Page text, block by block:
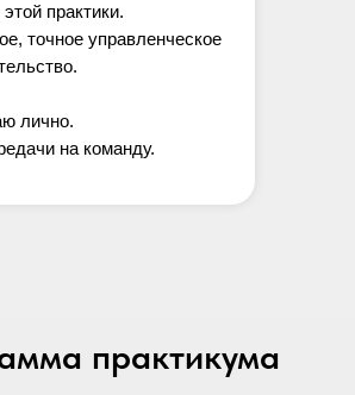
практики.
точное управленческое
лично.
на команду.
практикума